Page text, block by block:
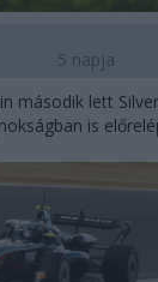
5 napja
második lett
is